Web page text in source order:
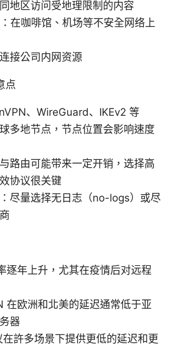
地区访问受地理限制的内容
在咖啡馆、机场等不安全网络上
接公司内网资源
点
、WireGuard、IKEv2 等
多地节点，节点位置会影响速度
路由可能带来一定开销，选择高
协议很关键
尽量选择无日志（no-logs）或尽
逐年上升，尤其在疫情后对远程
在欧洲和北美的延迟通常低于亚
器
許多场景下提供更低的延迟和更